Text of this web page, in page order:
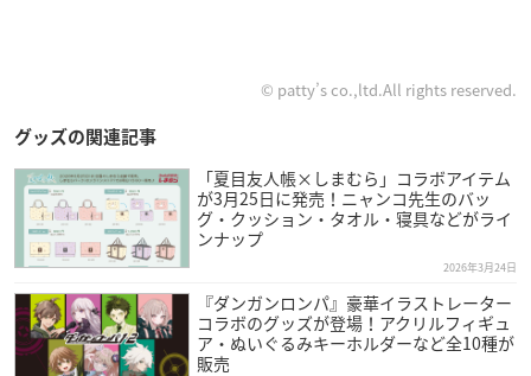
© patty’s co.,ltd.All rights reserved.
グッズの関連記事
「夏目友人帳×しまむら」コラボアイテム
が3月25日に発売！ニャンコ先生のバッ
グ・クッション・タオル・寝具などがライ
ンナップ
2026年3月24日
『ダンガンロンパ』豪華イラストレーター
コラボのグッズが登場！アクリルフィギュ
ア・ぬいぐるみキーホルダーなど全10種が
販売